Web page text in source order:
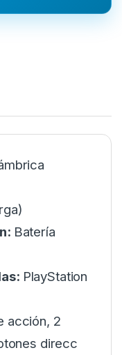
Batería
PlayStation
acción, 2
direcc